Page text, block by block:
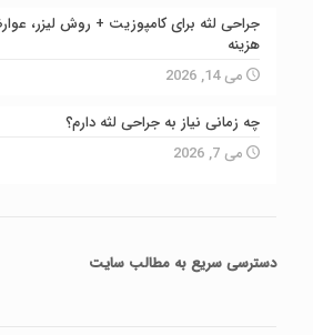
جراحی لثه برای کامپوزیت + روش لیزر،
هزینه
می 14, 2026
چه زمانی نیاز به جراحی لثه دارم؟
می 7, 2026
دسترسی سریعبه مطالب سایت